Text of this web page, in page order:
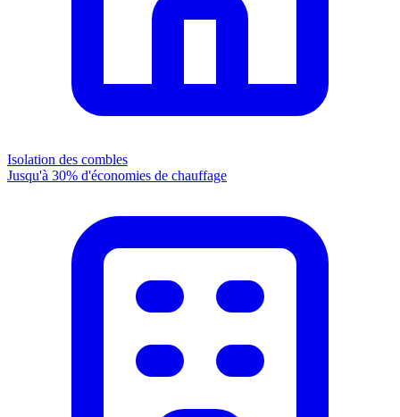
Isolation des combles
Jusqu'à 30% d'économies de chauffage